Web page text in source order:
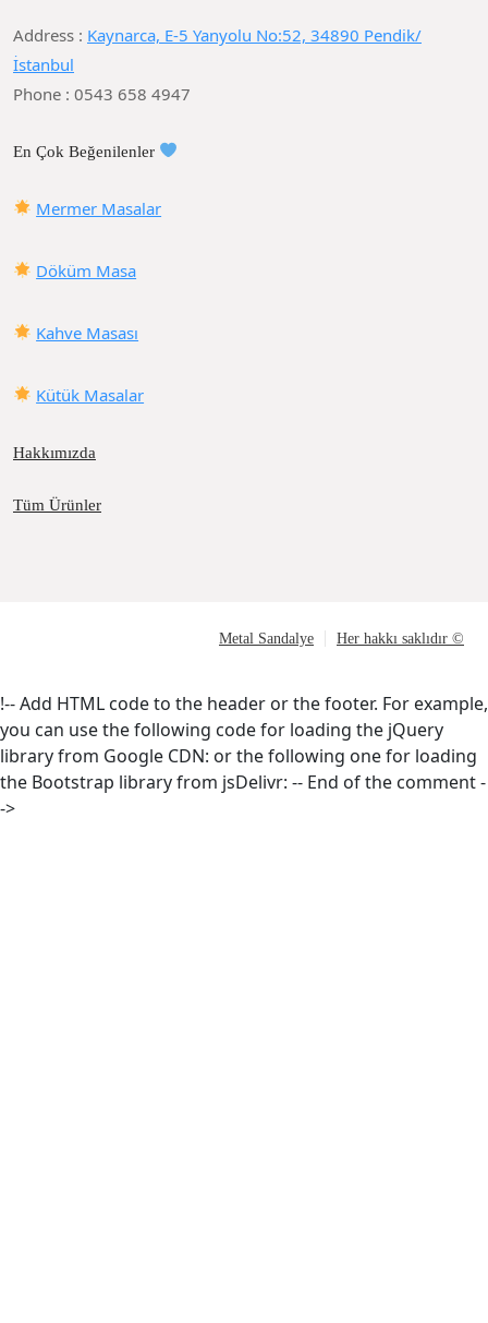
Address : Kaynarca, E-5 Yanyolu No:52, 34890 Pendik/
İstanbul
Phone : 0543 658 4947
En Çok Beğenilenler
Mermer Masalar
Döküm Masa
Kahve Masası
Kütük Masalar
Hakkımızda
Tüm Ürünler
Metal Sandalye Her hakkı saklıdır ©
!-- Add HTML code to the header or the footer. For example,
you can use the following code for loading the jQuery
library from Google CDN: or the following one for loading
the Bootstrap library from jsDelivr: -- End of the comment -
->